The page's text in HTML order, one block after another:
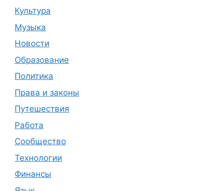
Культура
Музыка
Новости
Образование
Политика
Права и законы
Путешествия
Работа
Сообщество
Технологии
Финансы